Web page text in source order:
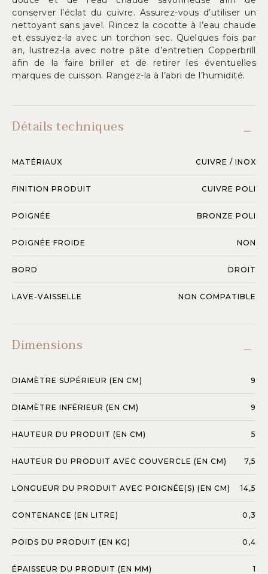
conserver l’éclat du cuivre. Assurez-vous d’utiliser un
nettoyant sans javel. Rincez la cocotte à l’eau chaude
et essuyez-la avec un torchon sec. Quelques fois par
an, lustrez-la avec notre pâte d’entretien Copperbrill
afin de la faire briller et de retirer les éventuelles
marques de cuisson. Rangez-la à l’abri de l’humidité.
Détails techniques
MATÉRIAUX CUIVRE / INOX
FINITION PRODUIT CUIVRE POLI
POIGNÉE BRONZE POLI
POIGNÉE FROIDE NON
BORD DROIT
LAVE-VAISSELLE NON COMPATIBLE
Dimensions
DIAMÈTRE SUPÉRIEUR (EN CM) 9
DIAMÈTRE INFÉRIEUR (EN CM) 9
HAUTEUR DU PRODUIT (EN CM) 5
HAUTEUR DU PRODUIT AVEC COUVERCLE (EN CM) 7,5
LONGUEUR DU PRODUIT AVEC POIGNÉE(S) (EN CM) 14,5
CONTENANCE (EN LITRE) 0,3
POIDS DU PRODUIT (EN KG) 0,4
ÉPAISSEUR DU PRODUIT (EN MM) 1